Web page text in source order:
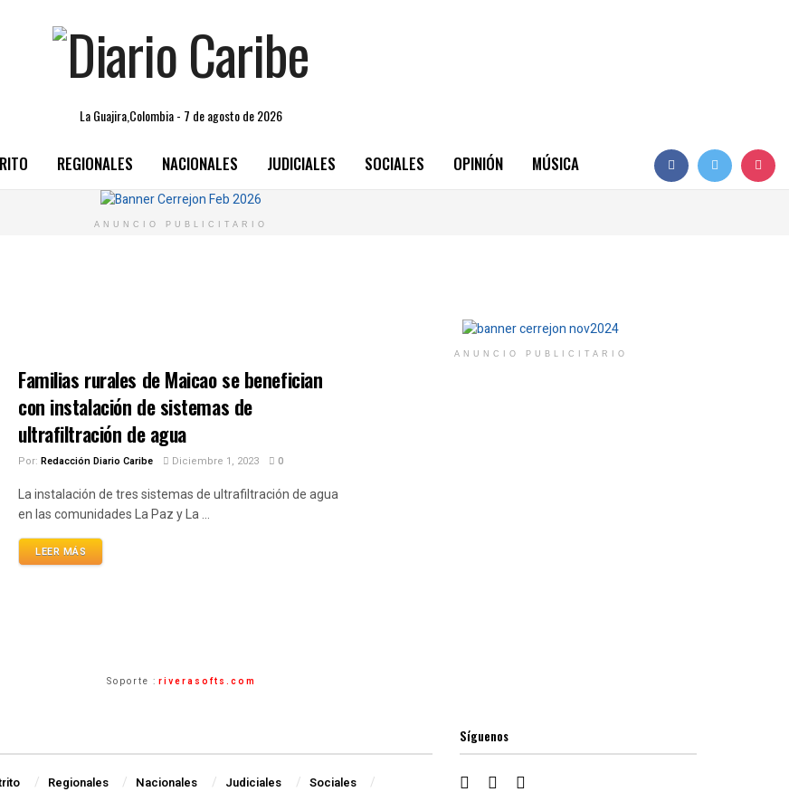
La Guajira,Colombia - 7 de agosto de 2026
REGIONALES NACIONALES JUDICIALES SOCIALES OPINIÓN MÚSICA
ANUNCIO PUBLICITARIO
Familias rurales de Maicao se benefician
con instalación de sistemas de
ultrafiltración de agua
Por: Redacción Diario Caribe Diciembre 1, 2023 0
La instalación de tres sistemas de ultrafiltración de agua
en las comunidades La Paz y La ...
LEER MÁS
ANUNCIO PUBLICITARIO
Soporte : riverasofts.com
Regionales Nacionales Judiciales
Sociales
Síguenos